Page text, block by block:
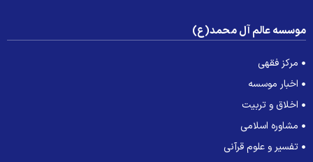
عالم آل محمد(ع)
مرکز فقهی
اخبار موسسه
اخلاق و تربیت
مشاوره اسلامی
تفسیر و علوم قرآنی